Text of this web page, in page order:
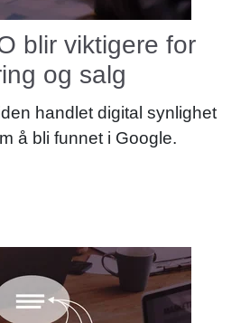
blir viktigere for
og salg
handlet digital synlighet
å bli funnet i Google.